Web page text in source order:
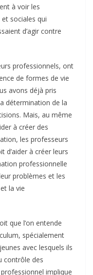
à voir les
sociales qui
d’agir contre
professionnels, ont
de formes de vie
avons déjà pris
détermination de la
Mais, au même
à créer des
les professeurs
d’aider à créer leurs
professionnelle
problèmes et les
la vie
que l’on entende
spécialement
avec lesquels ils
contrôle des
implique